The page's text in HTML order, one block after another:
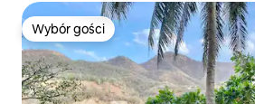
Wybór gości
Wybór gości